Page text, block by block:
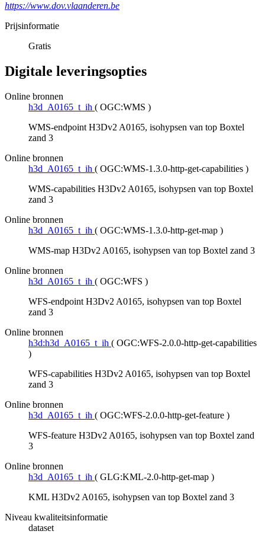
https://www.dov.vlaanderen.be
Prijsinformatie
Gratis
Digitale leveringsopties
Online bronnen
h3d_A0165_t_ih ( OGC:WMS )
WMS-endpoint H3Dv2 A0165, isohypsen van top Boxtel
zand 3
Online bronnen
h3d_A0165_t_ih ( OGC:WMS-1.3.0-http-get-capabilities )
WMS-capabilities H3Dv2 A0165, isohypsen van top Boxtel
zand 3
Online bronnen
h3d_A0165_t_ih ( OGC:WMS-1.3.0-http-get-map )
WMS-map H3Dv2 A0165, isohypsen van top Boxtel zand 3
Online bronnen
h3d_A0165_t_ih ( OGC:WFS )
WFS-endpoint H3Dv2 A0165, isohypsen van top Boxtel
zand 3
Online bronnen
h3d:h3d_A0165_t_ih ( OGC:WFS-2.0.0-http-get-capabilities
)
WFS-capabilities H3Dv2 A0165, isohypsen van top Boxtel
zand 3
Online bronnen
h3d_A0165_t_ih ( OGC:WFS-2.0.0-http-get-feature )
WFS-feature H3Dv2 A0165, isohypsen van top Boxtel zand
3
Online bronnen
h3d_A0165_t_ih ( GLG:KML-2.0-http-get-map )
KML H3Dv2 A0165, isohypsen van top Boxtel zand 3
Niveau kwaliteitsinformatie
dataset